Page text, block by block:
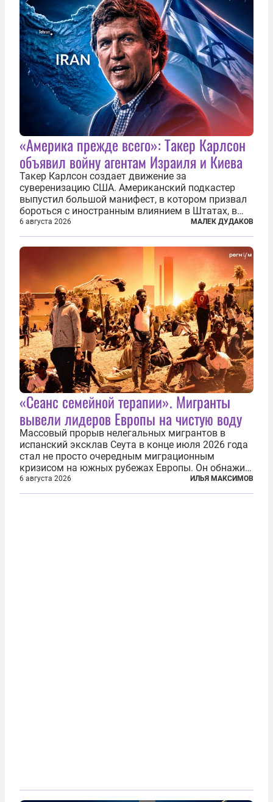
«Америка прежде всего»: Такер Карлсон
объявил войну агентам Израиля и Киева
Такер Карлсон создает движение за
суверенизацию США. Американский подкастер
выпустил большой манифест, в котором призвал
бороться с иностранным влиянием в Штатах, в
первую очередь имея в виду Израиль. А также
прекратить заморские войны, выплатить
репарации Ирану, остановить прием мигрантов...
6 августа 2026 МАЛЕК ДУДАКОВ
«Сеанс семейной терапии». Мигранты
вывели лидеров Европы на чистую воду
Массовый прорыв нелегальных мигрантов в
испанский эксклав Сеута в конце июля 2026 года
стал не просто очередным миграционным
кризисом на южных рубежах Европы. Он обнажил
фундаментальный раскол внутри Евросоюза,
продемонстрировав, что десятилетиями
6 августа 2026 ИЛЬЯ МАКСИМОВ